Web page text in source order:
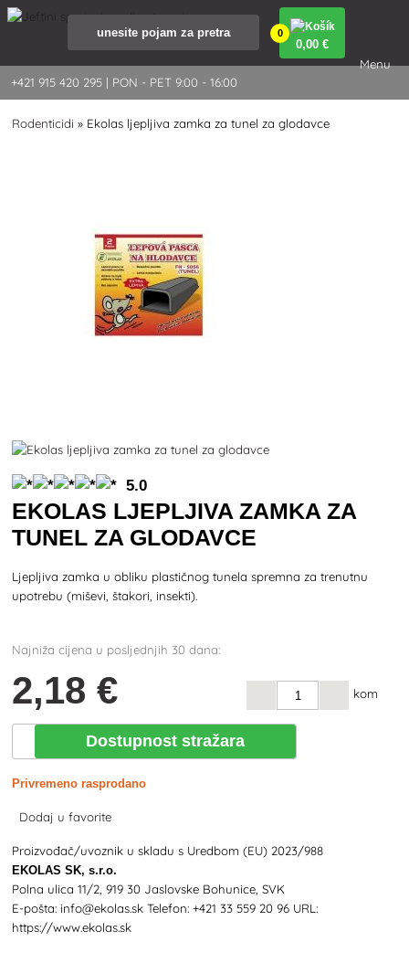
+421 915 420 295 | PON - PET 9:00 - 16:00
0
0,00 €
Menu
Rodenticidi » Ekolas ljepljiva zamka za tunel za glodavce
5.0
EKOLAS LJEPLJIVA ZAMKA ZA
TUNEL ZA GLODAVCE
Ljepljiva zamka u obliku plastičnog tunela spremna za trenutnu
upotrebu (miševi, štakori, insekti).
Najniža cijena u posljednjih 30 dana:
2,18 € kom
Dostupnost stražara
Privremeno rasprodano
Dodaj u favorite
Proizvođač/uvoznik u skladu s Uredbom (EU) 2023/988
EKOLAS SK, s.r.o.
Polna ulica 11/2, 919 30 Jaslovske Bohunice, SVK
E-pošta: info@ekolas.sk Telefon: +421 33 559 20 96 URL:
https://www.ekolas.sk